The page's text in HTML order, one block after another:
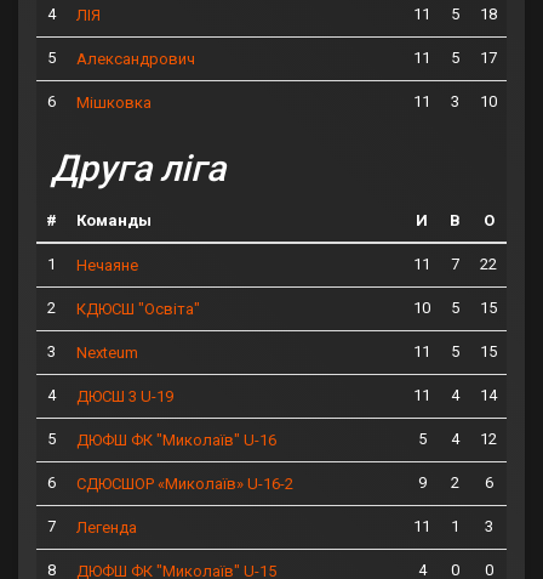
4 ЛІЯ 11 5 18
5 Александрович 11 5 17
6 Мішковка 11 3 10
Друга ліга
# Команды И В О
1 Нечаяне 11 7 22
2 КДЮСШ "Освіта" 10 5 15
3 Nexteum 11 5 15
4 ДЮСШ 3 U-19 11 4 14
5 ДЮФШ ФК "Миколаїв" U-16 5 4 12
6 СДЮСШОР «Миколаїв» U-16-2 9 2 6
7 Легенда 11 1 3
8 ДЮФШ ФК "Миколаїв" U-15 4 0 0